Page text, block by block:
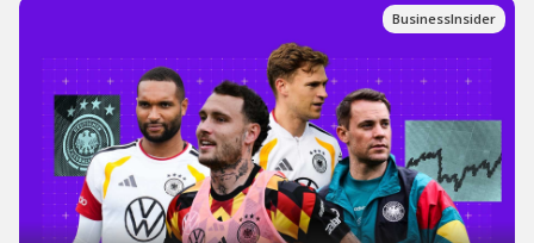
BusinessInsider